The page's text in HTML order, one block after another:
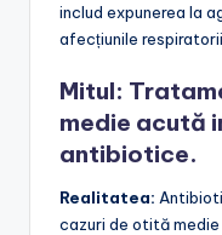
includ expunerea la
afecțiunile respiratorii.
Mitul:
medie acută
antibiotice.
Realitatea:
cazuri de otită medie